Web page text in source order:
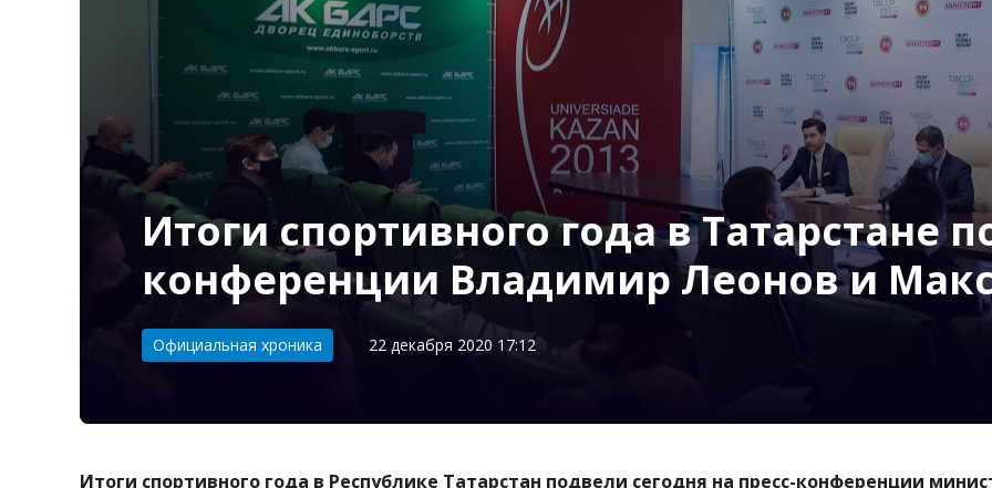
Итоги спортивного года в Татарстане
конференции Владимир Леонов и
Категория:
Официальная хроника 22 декабря 2020 17:12
Итоги спортивного года в Республике Татарстан подвели сегодня на пресс-конференции